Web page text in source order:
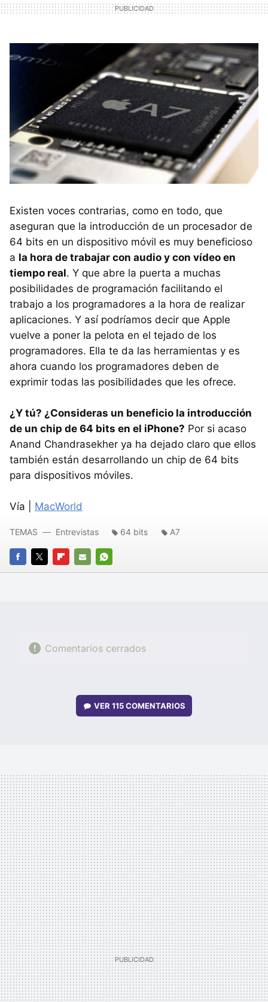
Existen voces contrarias, como en todo, que
aseguran que la introducción de un procesador de
64 bits en un dispositivo móvil es muy beneficioso
a la hora de trabajar con audio y con vídeo en
tiempo real. Y que abre la puerta a muchas
posibilidades de programación facilitando el
trabajo a los programadores a la hora de realizar
aplicaciones. Y así podríamos decir que Apple
vuelve a poner la pelota en el tejado de los
programadores. Ella te da las herramientas y es
ahora cuando los programadores deben de
exprimir todas las posibilidades que les ofrece.
¿Y tú? ¿Consideras un beneficio la introducción
de un chip de 64 bits en el iPhone? Por si acaso
Anand Chandrasekher ya ha dejado claro que ellos
también están desarrollando un chip de 64 bits
para dispositivos móviles.
Vía | MacWorld
FACEBOOK
TWITTERFLIPBOARD
E-
WHATSAPP
TEMAS Entrevistas 64 bits A7
Comentarios cerrados
VER115 COMENTARIOS